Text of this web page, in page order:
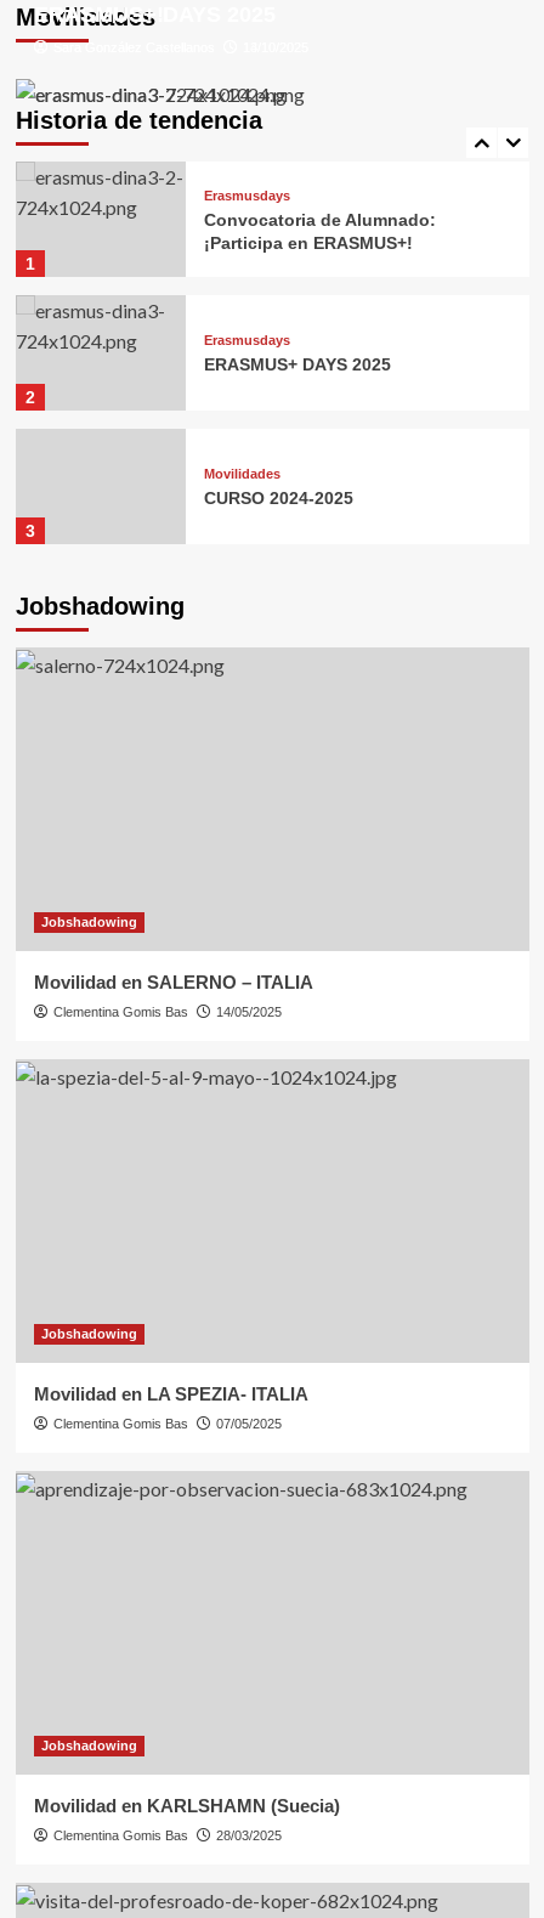
Movilidades
ERASMUS+!
Sara González Castellanos
ERASMUS+ DAYS 2025
Sara González Castellanos
Historia de tendencia
5
Visita de Profesorado experto
1
Erasmusdays
Convocatoria de Alumnado:
¡Participa en ERASMUS+!
2
Erasmusdays
ERASMUS+ DAYS 2025
3
Movilidades
CURSO 2024-2025
4
1
2
Erasmusdays
Visita de Profesorado experto
Jobshadowing
Jobshadowing
Movilidad en SALERNO – ITALIA
Clementina Gomis Bas 14/05/2025
Jobshadowing
Movilidad en LA SPEZIA- ITALIA
Clementina Gomis Bas 07/05/2025
Jobshadowing
Movilidad en KARLSHAMN (Suecia)
Clementina Gomis Bas 28/03/2025